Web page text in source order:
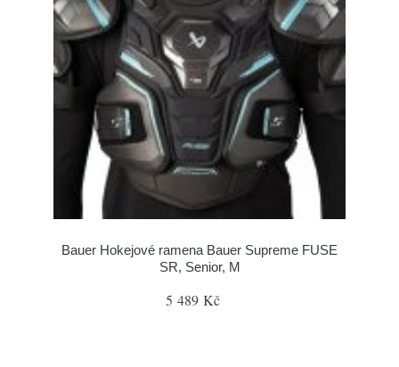
Bauer Hokejové ramena Bauer Supreme FUSE
SR, Senior, M
5 489 Kč